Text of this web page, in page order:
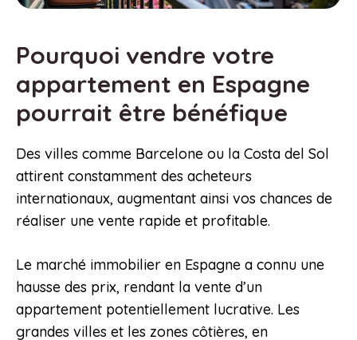
Pourquoi vendre votre
appartement en Espagne
pourrait être bénéfique
Des villes comme Barcelone ou la Costa del Sol
attirent constamment des acheteurs
internationaux, augmentant ainsi vos chances de
réaliser une vente rapide et profitable.
Le marché immobilier en Espagne a connu une
hausse des prix, rendant la vente d’un
appartement potentiellement lucrative. Les
grandes villes et les zones côtières, en